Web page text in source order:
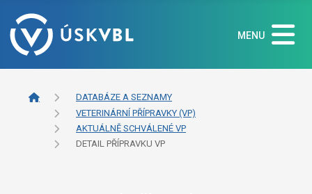
MENU
DATABÁZE A SEZNAMY
VETERINÁRNÍ PŘÍPRAVKY (VP)
AKTUÁLNĚ SCHVÁLENÉ VP
DETAIL PŘÍPRAVKU VP